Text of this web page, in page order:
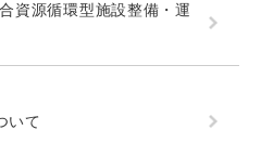
資源循環型施設整備・運
いて